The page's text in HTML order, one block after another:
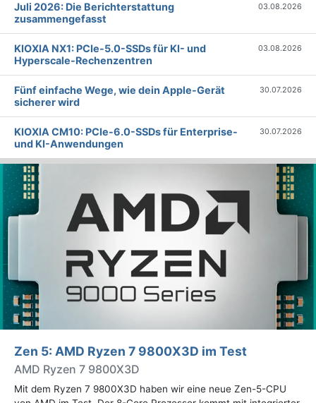
Juli 2026: Die Bericht­erstattung
zusammengefasst
03.08.2026
KIOXIA NX1: PCIe-5.0-SSDs für KI- und
Hyperscale-Rechenzentren
03.08.2026
Fünf einfache Wege, wie dein Apple-Gerät
sicherer wird
30.07.2026
KIOXIA CM10: PCIe-6.0-SSDs für Enterprise-
und KI-Anwendungen
30.07.2026
Zen 5: AMD Ryzen 7 9800X3D im Test
AMD Ryzen 7 9800X3D
Mit dem Ryzen 7 9800X3D haben wir eine neue Zen-5-CPU